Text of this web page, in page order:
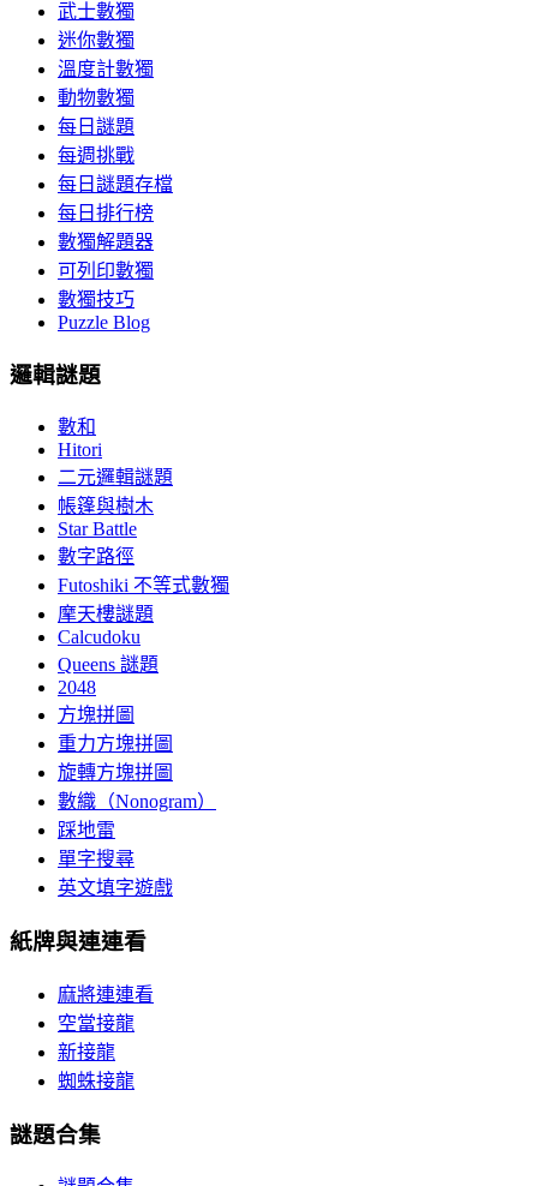
武士數獨
迷你數獨
溫度計數獨
動物數獨
每日謎題
每週挑戰
每日謎題存檔
每日排行榜
數獨解題器
可列印數獨
數獨技巧
Puzzle Blog
邏輯謎題
數和
Hitori
二元邏輯謎題
帳篷與樹木
Star Battle
數字路徑
Futoshiki 不等式數獨
摩天樓謎題
Calcudoku
Queens 謎題
2048
方塊拼圖
重力方塊拼圖
旋轉方塊拼圖
數織（Nonogram）
踩地雷
單字搜尋
英文填字遊戲
紙牌與連連看
麻將連連看
空當接龍
新接龍
蜘蛛接龍
謎題合集